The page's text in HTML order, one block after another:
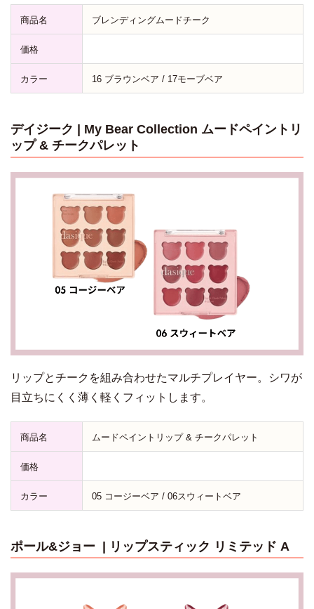
商品名 ブレンディングムードチーク
価格
カラー 16 ブラウンベア / 17モーブベア
デイジーク | My Bear Collection ムードペイントリ
ップ & チークパレット
リップとチークを組み合わせたマルチプレイヤー。シワが
目立ちにくく薄く軽くフィットします。
商品名 ムードペイントリップ & チークパレット
価格
カラー 05 コージーベア / 06スウィートベア
ポール&ジョー | リップスティック リミテッド A